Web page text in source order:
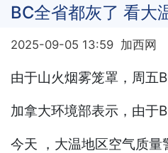
BC全省都灰了 看大
2025-09-05 13:59 加西网
由于山火烟雾笼罩，周五
加拿大环境部表示，由于
今天 ，大温地区空气质量